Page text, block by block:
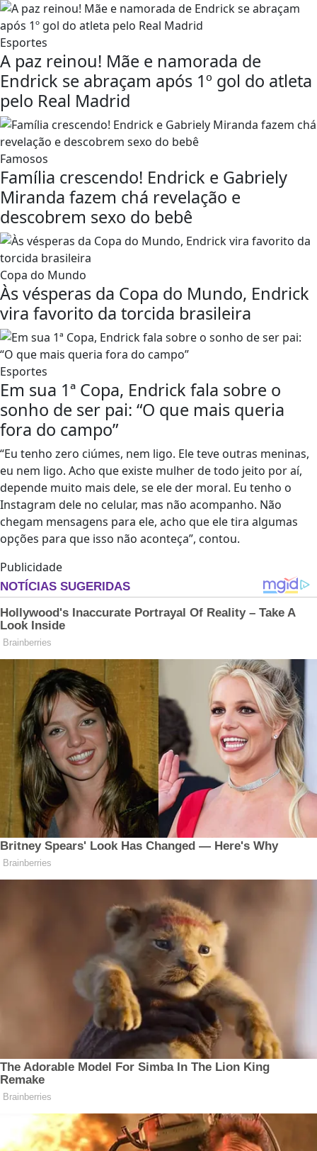
Esportes
A paz reinou! Mãe e namorada de
Endrick se abraçam após 1º gol do atleta
pelo Real Madrid
Famosos
Família crescendo! Endrick e Gabriely
Miranda fazem chá revelação e
descobrem sexo do bebê
Copa do Mundo
Às vésperas da Copa do Mundo, Endrick
vira favorito da torcida brasileira
Esportes
Em sua 1ª Copa, Endrick fala sobre o
sonho de ser pai: “O que mais queria
fora do campo”
“Eu tenho zero ciúmes, nem ligo. Ele teve outras meninas,
eu nem ligo. Acho que existe mulher de todo jeito por aí,
depende muito mais dele, se ele der moral. Eu tenho o
Instagram dele no celular, mas não acompanho. Não
chegam mensagens para ele, acho que ele tira algumas
opções para que isso não aconteça”, contou.
Publicidade